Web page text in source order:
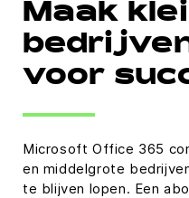
Maak
voor
Microsoft Office 365
en middelgrote
te blijven lopen. Een